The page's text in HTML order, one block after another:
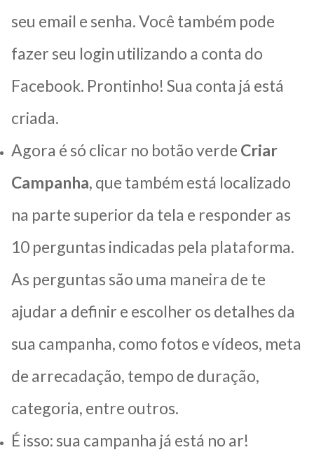
seu email e senha. Você também pode
fazer seu login utilizando a conta do
Facebook. Prontinho! Sua conta já está
criada.
Agora é só clicar no botão verde Criar
Campanha, que também está localizado
na parte superior da tela e responder as
10 perguntas indicadas pela plataforma.
As perguntas são uma maneira de te
ajudar a definir e escolher os detalhes da
sua campanha, como fotos e vídeos, meta
de arrecadação, tempo de duração,
categoria, entre outros.
É isso: sua campanha já está no ar!